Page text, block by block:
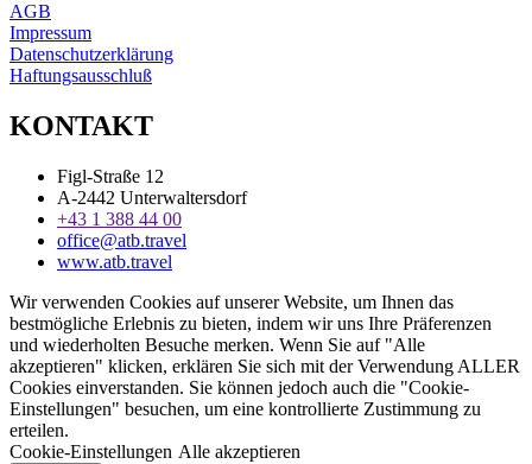
AGB
Impressum
Datenschutzerklärung
Haftungsausschluß
KONTAKT
Figl-Straße 12
A-2442 Unterwaltersdorf
+43 1 388 44 00
office@atb.travel
www.atb.travel
Wir verwenden Cookies auf unserer Website, um Ihnen das
bestmögliche Erlebnis zu bieten, indem wir uns Ihre Präferenzen
und wiederholten Besuche merken. Wenn Sie auf "Alle
akzeptieren" klicken, erklären Sie sich mit der Verwendung ALLER
Cookies einverstanden. Sie können jedoch auch die "Cookie-
Einstellungen" besuchen, um eine kontrollierte Zustimmung zu
erteilen.
Cookie-Einstellungen Alle akzeptieren